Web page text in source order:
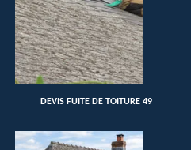
DEVIS FUITE DE TOITURE 49